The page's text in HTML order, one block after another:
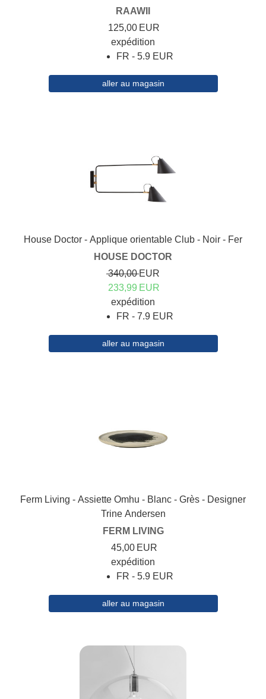
RAAWII
125,00 EUR
expédition
FR - 5.9 EUR
aller au magasin
House Doctor - Applique orientable Club - Noir - Fer
HOUSE DOCTOR
340,00EUR
233,99 EUR
expédition
FR - 7.9 EUR
aller au magasin
Ferm Living - Assiette Omhu - Blanc - Grès - Designer
Trine Andersen
FERM LIVING
45,00 EUR
expédition
FR - 5.9 EUR
aller au magasin